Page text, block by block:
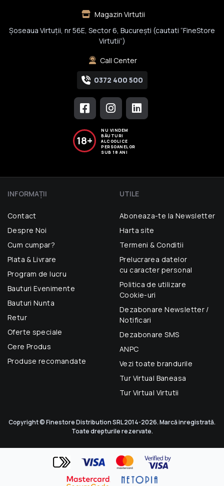
Magazin Virtutii
Șoseaua Virtuții, nr 56E, Sector 6, București (cautati “FineStore
Virtutii”)
Call Center
0372 400 500
18+
NU VINDEM
BĂUTURI
ALCOOLICE
PERSOANELOR
SUB 18 ANI
INFORMAŢII
Contact
Despre Noi
Cum cumpar?
Plata & Livrare
Program de lucru
Bauturi Evenimente
Bauturi Nunta
Retur
Oferte speciale
Cere Produs
Produse recomandate
UTILE
Aboneaza-te la Newsletter
Harta site
Termeni & Conditii
Prelucrarea datelor
cu caracter personal
Politica de utilizare
Cookie-uri
Dezabonare Newsletter /
Notificari
Dezabonare SMS
ANPC
Vezi toate brandurile
Tur Virtual Baneasa
Tur Virtual Virtutii
Copyright © Finestore Distribution SRL 2014-2026. Marcă inregistrată.
Toate drepturile rezervate.